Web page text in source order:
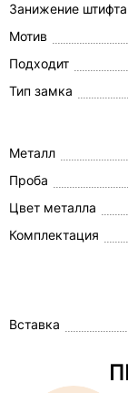
Занижение штифта
Мотив
Подходит
Тип замка
Металл
Проба
Цвет металла
Комплектация
Вставка